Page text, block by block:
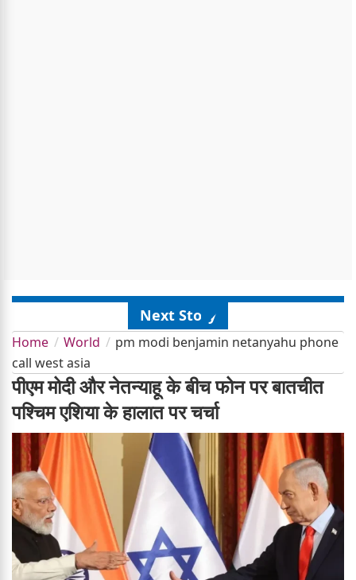
Next Story
Home World
pm modi benjamin netanyahu phone
call west asia
पीएम मोदी और नेतन्याहू के बीच फोन पर बातचीत
पश्चिम एशिया के हालात पर चर्चा